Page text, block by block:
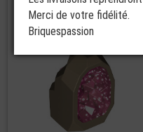
Merci de votre fidélité.
Briquespassion